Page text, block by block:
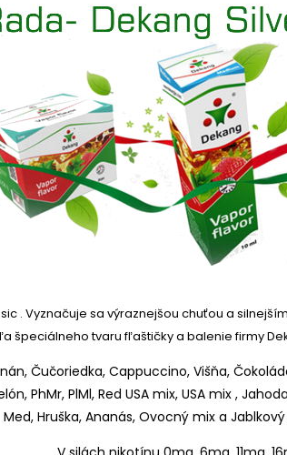
. Vyznačuje sa výraznejšou chuťou a
špeciálneho tvaru fľaštičky a balenie firmy
Čučoriedka, Cappuccino, Višňa,
PhMr, PlMl, Red USA mix, USA mix ,
Med, Hruška, Ananás, Ovocný mix a